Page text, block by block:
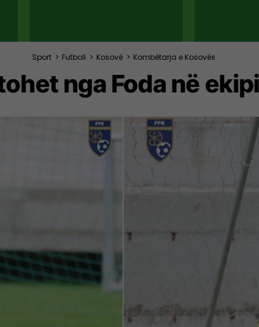
Sport > Futboll > Kosovë > Kombëtarja e Kosovës
nga Foda në